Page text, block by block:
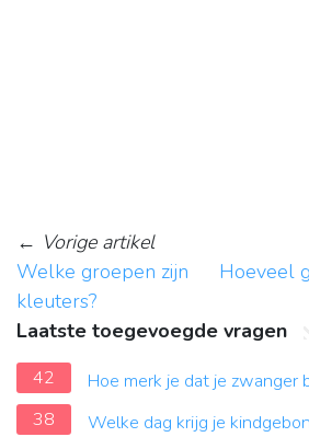
← Vorige artikel
Welke groepen zijn
kleuters?
Hoeveel
Laatste toegevoegde vragen
42
Hoe merk je dat je zwanger
38
Welke dag krijg je